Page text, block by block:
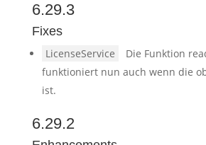
6.29.3
Fixes
LicenseService
Die Funktion
funktioniert nun auch wenn die
ist.
6.29.2